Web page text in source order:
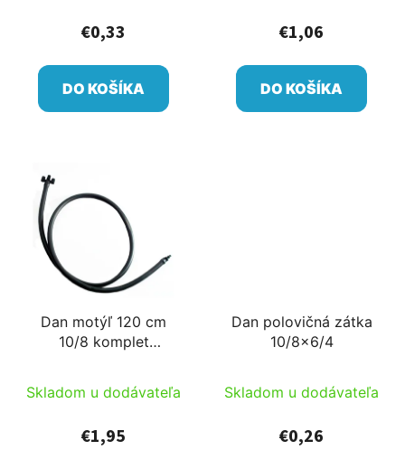
€0,33
DO KOŠÍKA
€1,06
DO KOŠÍKA
Dan motýľ 120 cm
10/8 komplet
Skladom u dodávateľa
€1,95
Dan polovičná zátka
10/8x6/4
Skladom u dodávateľa
€0,26